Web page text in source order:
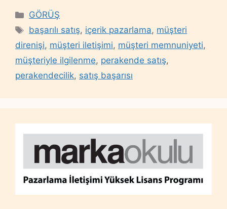
Categories
GÖRÜŞ
Tags
başarılı satış, içerik pazarlama, müşteri
direnişi, müşteri iletişimi, müşteri memnuniyeti,
müşteriyle ilgilenme, perakende satış,
perakendecilik, satış başarısı